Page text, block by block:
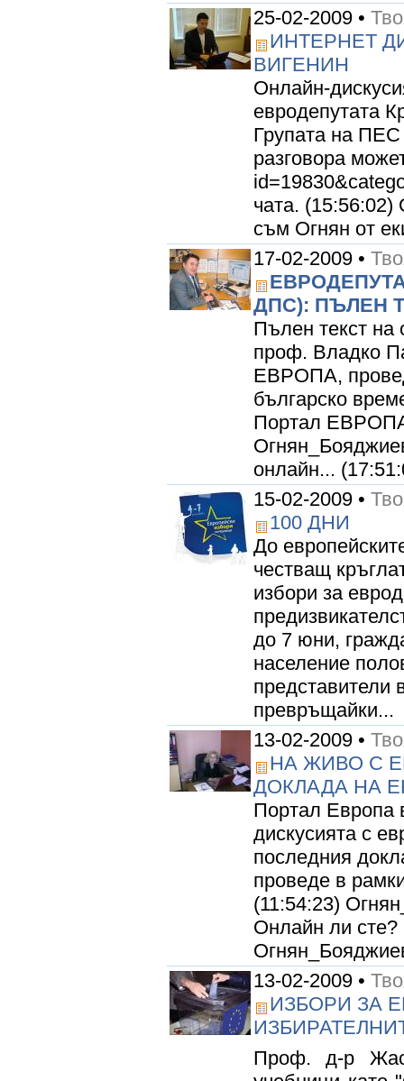
25-02-2009 •
ИНТЕРНЕТ
ВИГЕНИН
Онлайн-
евродепутата
Групата на
разговора
чата. (15:56:02)
съм Огнян от
17-02-2009 •
ДПС): ПЪЛЕН
Пълен текст на
проф. Владко
ЕВРОПА,
българско
Портал
онлайн...
15-02-2009 •
100 ДНИ
До
честващ
избори за
до 7 юни,
население
представители
превръщайки...
13-02-2009 •
НА ЖИВО С
ДОКЛАДА НА
Портал Европа
дискусията с
последния
проведе в
(11:54:23)
Онлайн ли
13-02-2009 •
ИЗБОРИ ЗА
Проф. д-р